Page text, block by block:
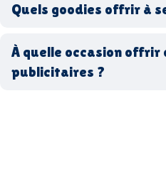
goodies
recyclés, fabriqués en France
biodégradables ou
Quels goodies offrir à
entreprise
goodies utiles
À quelle occasion offrir
publicitaires ?